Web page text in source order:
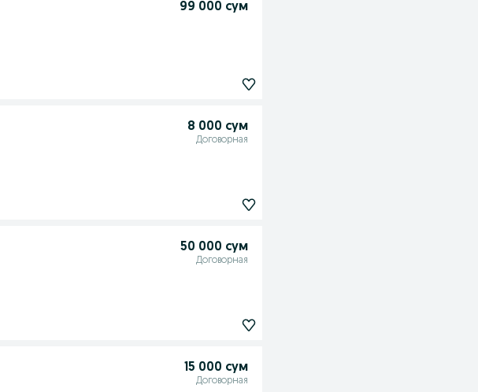
99 000 сум
8 000 сум
Договорная
50 000 сум
Договорная
15 000 сум
Договорная